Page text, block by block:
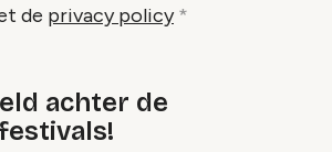
de privacy policy
achter de